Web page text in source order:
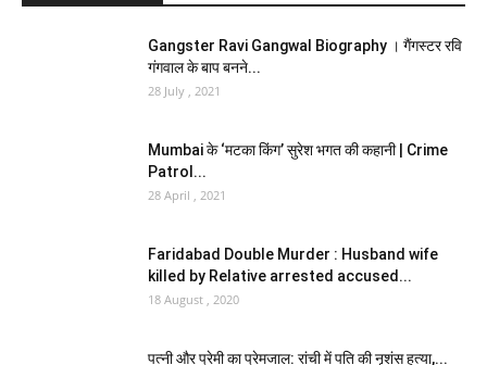
Gangster Ravi Gangwal Biography । गैंगस्टर रवि
गंगवाल के बाप बनने...
28 July , 2021
Mumbai के ‘मटका किंग’ सुरेश भगत की कहानी | Crime
Patrol...
28 April , 2021
Faridabad Double Murder : Husband wife
killed by Relative arrested accused...
18 August , 2020
पत्नी और प्रेमी का प्रेमजाल: रांची में पति की नृशंस हत्या,...